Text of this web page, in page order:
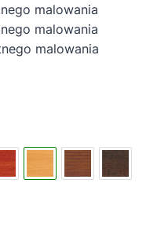
malowania
malowania
malowania